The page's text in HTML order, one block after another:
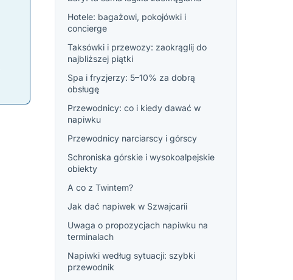
Hotele: bagażowi, pokojówki i
concierge
Taksówki i przewozy: zaokrąglij do
najbliższej piątki
Spa i fryzjerzy: 5–10% za dobrą
obsługę
Przewodnicy: co i kiedy dawać w
napiwku
Przewodnicy narciarscy i górscy
Schroniska górskie i wysokoalpejskie
obiekty
A co z Twintem?
Jak dać napiwek w Szwajcarii
Uwaga o propozycjach napiwku na
terminalach
Napiwki według sytuacji: szybki
przewodnik